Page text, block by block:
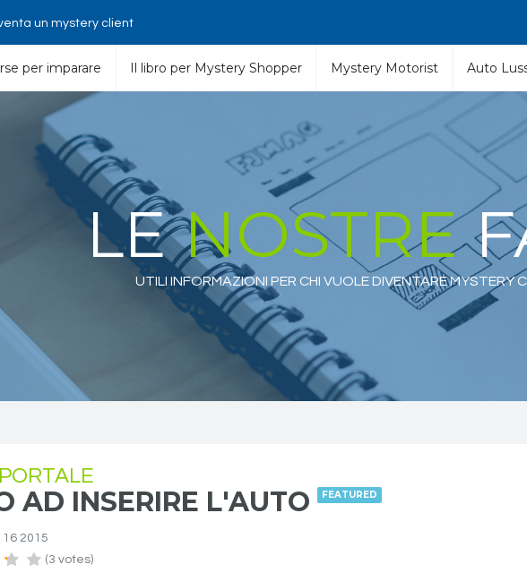
un mystery client
per imparare Il libro per Mystery Shopper Mystery Motorist Auto
LENOSTRE
UTILI INFORMAZIONI PER CHI VUOLE DIVENTARE MYSTERY
AD INSERIRE L'AUTO FEATURED
16 2015
(3 votes)